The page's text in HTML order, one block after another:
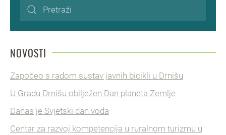
NOVOSTI
Započeo s radom sustav javnih bicikli u Drnišu
U Gradu Drnišu obilježen Dan planeta Zemlje
Danas je Svjetski dan voda
Centar za razvoj kompetencija u ruralnom turizmu u